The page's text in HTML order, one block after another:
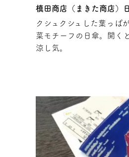
槙田商店（まきた商店）
クシュクシュした葉っぱ
菜モチーフの日傘。開く
涼し気。